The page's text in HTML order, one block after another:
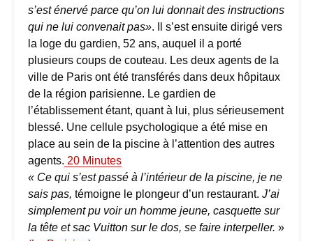
s’est énervé parce qu’on lui donnait des instructions
qui ne lui convenait pas». Il s’est ensuite dirigé vers
la loge du gardien, 52 ans, auquel il a porté
plusieurs coups de couteau. Les deux agents de la
ville de Paris ont été transférés dans deux hôpitaux
de la région parisienne. Le gardien de
l’établissement étant, quant à lui, plus sérieusement
blessé. Une cellule psychologique a été mise en
place au sein de la piscine à l’attention des autres
agents. 20 Minutes
« Ce qui s’est passé à l’intérieur de la piscine, je ne
sais pas, témoigne le plongeur d’un restaurant. J’ai
simplement pu voir un homme jeune, casquette sur
la tête et sac Vuitton sur le dos, se faire interpeller. »